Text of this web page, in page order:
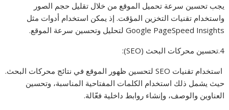
يجب تحسين سرعة تحميل الموقع من خلال تقليل حجم الصور
واستخدام تقنيات التخزين المؤقت. إذ يمكن استخدام أدوات مثل
Google PageSpeed Insights لتحليل وتحسين سرعة الموقع.
4.تحسين محركات البحث (SEO):
استخدام تقنيات SEO لتحسين ظهور الموقع في نتائج محركات البحث.
حيث يشمل ذلك استخدام الكلمات المفتاحية المناسبة، وتحسين
العناوين والوصف، وإنشاء روابط داخلية فعّالة.